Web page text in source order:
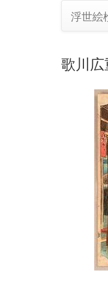
浮世絵
歌川広